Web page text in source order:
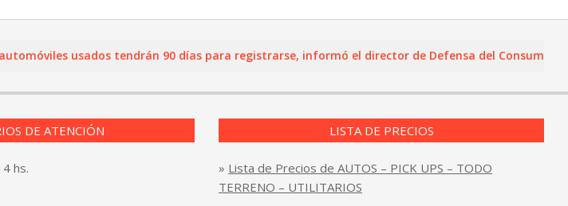
usados tendrán 90 días para registrarse, informó el director de Defensa del Consumidor y
DE ATENCIÓN
hs.
LISTA DE PRECIOS
» Lista de Precios de AUTOS – PICK UPS – TODO
TERRENO – UTILITARIOS